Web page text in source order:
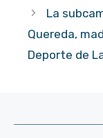
La
Quereda,
Deporte de